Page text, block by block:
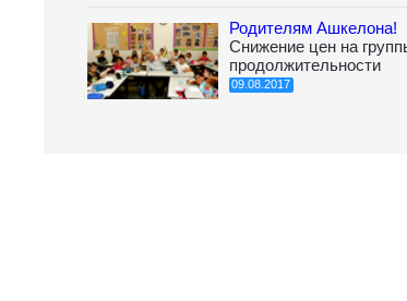
Родителям Ашкелона!
Снижение цен на
продолжительности
09.08.2017